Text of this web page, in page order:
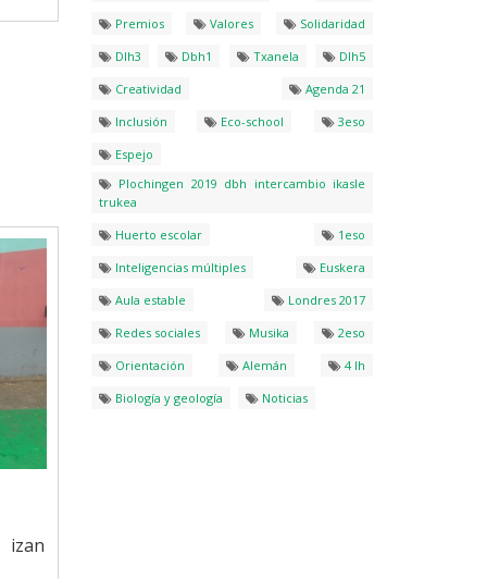
izan
Premios
Valores
Solidaridad
Dlh3
Dbh1 Txanela
Dlh5
Creatividad
Agenda 21
Inclusión
Eco-school
3eso
Espejo
Plochingen 2019 dbh intercambio ikasle
trukea
Huerto escolar
1eso
Inteligencias múltiples
Euskera
Aula estable
Londres 2017
Redes sociales
Musika
2eso
Orientación
Alemán
4 lh
Biología y geología
Noticias